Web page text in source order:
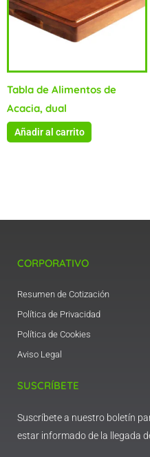
Tabla de Alimentos de
Acacia, dual
Añadir al carrito
CORPORATIVO
Resumen de Cotización
Política de Privacidad
Política de Cookies
Aviso Legal
SUSCRÍBETE
Suscríbete a nuestro boletín
estar informado de la llegada